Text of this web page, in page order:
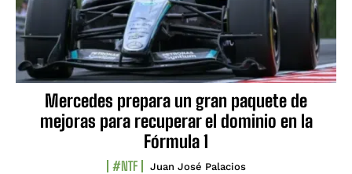
Mercedes prepara un gran paquete de
mejoras para recuperar el dominio en la
Fórmula 1
#NTF Juan José Palacios